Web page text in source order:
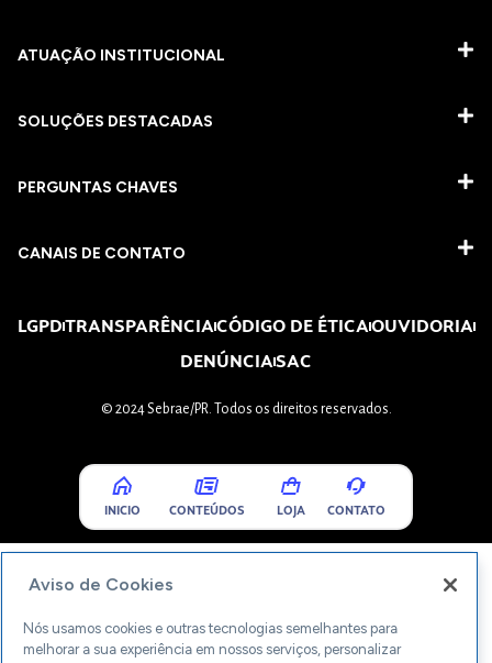
ATUAÇÃO INSTITUCIONAL
SOLUÇÕES DESTACADAS
PERGUNTAS CHAVES​
CANAIS DE CONTATO
LGPDTRANSPARÊNCIACÓDIGO DE ÉTICAOUVIDORIA
DENÚNCIASAC
© 2024 Sebrae/PR. Todos os direitos reservados.
INICIO CONTEÚDOS LOJA CONTATO
Aviso de Cookies
Nós usamos cookies e outras tecnologias semelhantes para
melhorar a sua experiência em nossos serviços, personalizar